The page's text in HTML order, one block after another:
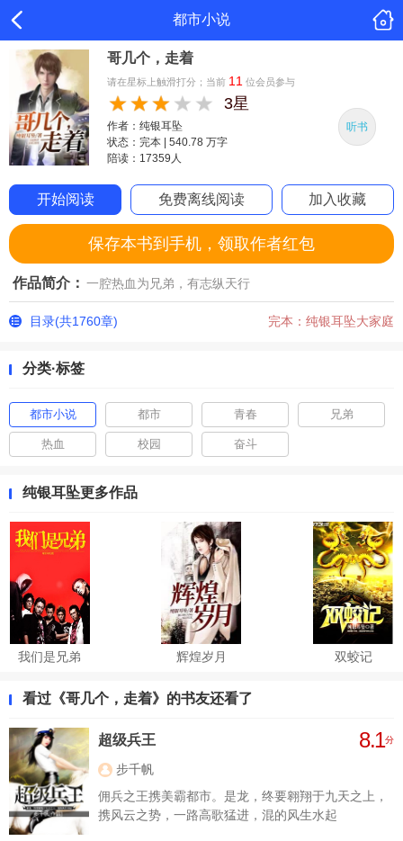
都市小说
哥几个，走着
请在星标上触滑打分；当前 11 位会员参与
3星
作者：纯银耳坠
状态：完本 | 540.78 万字
陪读：17359人
开始阅读 免费离线阅读 加入收藏
保存本书到手机，领取作者红包
作品简介： 一腔热血为兄弟，有志纵天行
目录(共1760章) 完本：纯银耳坠大家庭
分类·标签
都市小说 都市 青春 兄弟
热血 校园 奋斗
纯银耳坠更多作品
我们是兄弟 辉煌岁月 双蛟记
看过《哥几个，走着》的书友还看了
超级兵王 8.1分
步千帆
佣兵之王携美霸都市。是龙，终要翱翔于九天之上，
携风云之势，一路高歌猛进，混的风生水起
听书